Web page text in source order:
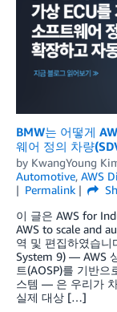
BMW는 어떻게
웨어 정의 차량
by KwangYoung
Automotive, AWS
Permalink
이 글은 AWS for
AWS to scale and
역 및 편집하였습니
System 9) — AWS
트(AOSP)를 기반
스템 — 은 우리가
실제 대상 […]